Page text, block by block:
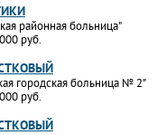
районная больница"
руб.
городская больница № 2"
руб.